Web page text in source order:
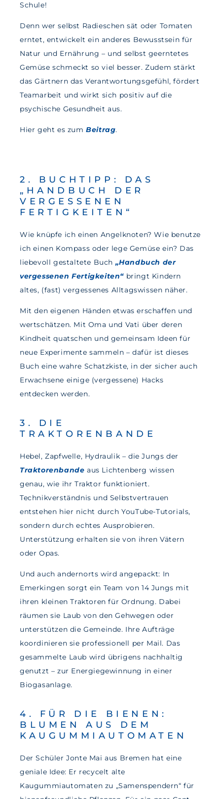
Schule!
Denn wer selbst Radieschen sät oder Tomaten
erntet, entwickelt ein anderes Bewusstsein für
Natur und Ernährung – und selbst geerntetes
Gemüse schmeckt so viel besser. Zudem stärkt
das Gärtnern das Verantwortungsgefühl, fördert
Teamarbeit und wirkt sich positiv auf die
psychische Gesundheit aus.
Hier geht es zumBeitrag.
2. BUCHTIPP: DAS
„HANDBUCH DER
VERGESSENEN
FERTIGKEITEN“
Wie knüpfe ich einen Angelknoten? Wie benutze
ich einen Kompass oder lege Gemüse ein? Das
liebevoll gestaltete Buch „Handbuch der
vergessenen Fertigkeiten“ bringt Kindern
altes, (fast) vergessenes Alltagswissen näher.
Mit den eigenen Händen etwas erschaffen und
wertschätzen. Mit Oma und Vati über deren
Kindheit quatschen und gemeinsam Ideen für
neue Experimente sammeln – dafür ist dieses
Buch eine wahre Schatzkiste, in der sicher auch
Erwachsene einige (vergessene) Hacks
entdecken werden.
3. DIE
TRAKTORENBANDE
Hebel, Zapfwelle, Hydraulik – die Jungs der
Traktorenbande aus Lichtenberg wissen
genau, wie ihr Traktor funktioniert.
Technikverständnis und Selbstvertrauen
entstehen hier nicht durch YouTube-Tutorials,
sondern durch echtes Ausprobieren.
Unterstützung erhalten sie von ihren Vätern
oder Opas.
Und auch andernorts wird angepackt: In
Emerkingen sorgt ein Team von 14 Jungs mit
ihren kleinen Traktoren für Ordnung. Dabei
räumen sie Laub von den Gehwegen oder
unterstützen die Gemeinde. Ihre Aufträge
koordinieren sie professionell per Mail. Das
gesammelte Laub wird übrigens nachhaltig
genutzt – zur Energiegewinnung in einer
Biogasanlage.
4. FÜR DIE BIENEN:
BLUMEN AUS DEM
KAUGUMMIAUTOMATEN
Der Schüler Jonte Mai aus Bremen hat eine
geniale Idee: Er recycelt alte
Kaugummiautomaten zu „Samenspendern“ für